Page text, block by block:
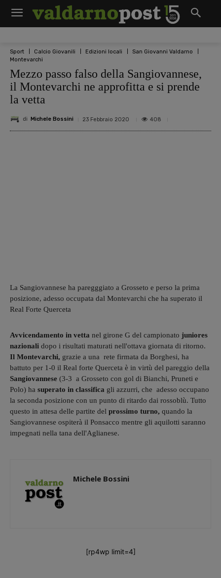
Sport Calcio Giovanili Edizioni locali
San Giovanni Valdarno
Montevarchi
Mezzo passo falso della Sangiovannese,
il Montevarchi ne approfitta e si prende
la vetta
di Michele Bossini 23 Febbraio 2020 408
La Sangiovannese ha paregggiato a Grosseto e perso la prima
posizione, adesso occupata dal Montevarchi che ha superato il
Real Forte Querceta
Avvicendamento in vetta nel girone G del campionato juniores
nazionali dopo i risultati maturati nell'ottava giornata di ritorno.
Il Montevarchi, grazie a una rete firmata da Borghesi, ha
battuto per 1-0 il Real forte Querceta è in virtù del pareggio della
Sangiovannese (3-3 a Grosseto con gol di Bianchi, Pruneti e
Polo) ha superato in classifica gli azzurri, che adesso occupano
la seconda posizione con un punto di ritardo dai rossoblù. Tutto
questo in attesa delle partite del prossimo turno, quando la
Sangiovannese ospiterà il Ponsacco mentre gli aquilotti saranno
impegnati nella tana dell'Aglianese.
Michele Bossini
[rp4wp limit=4]